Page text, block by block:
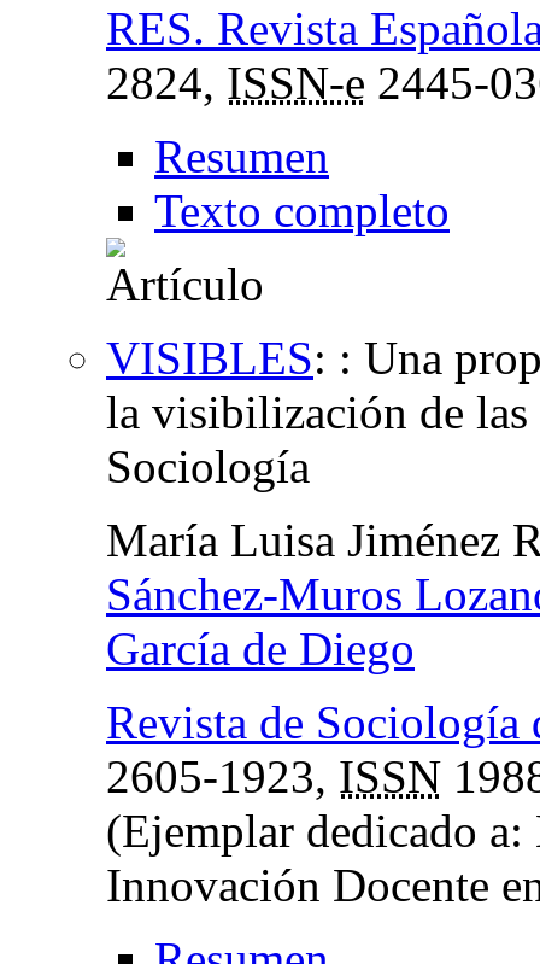
RES. Revista
2824, ISSN-e 2445-
Resumen
Texto completo
VISIBLES: : Una
la visibilización de las
Sociología
María Luisa Jiménez
Sánchez-Muros
García de Diego
Revista de
2605-1923, ISSN
(Ejemplar dedicado
Innovación Docente